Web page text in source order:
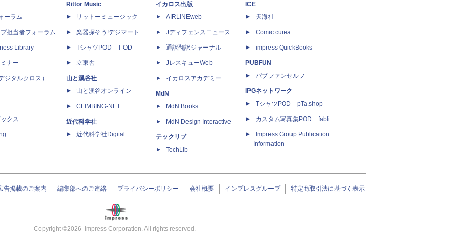
ーラム
担当者フォーラム
Library
ナー
ジタルクロス）
クス
Rittor Music
リットーミュージック
楽器探そう!デジマート
TシャツPOD T-OD
立東舎
山と溪谷社
山と溪谷オンライン
CLIMBING-NET
近代科学社
近代科学社Digital
イカロス出版
AIRLINEweb
Jディフェンスニュース
通訳翻訳ジャーナル
JレスキューWeb
イカロスアカデミー
MdN
MdN Books
MdN Design Interactive
テックリブ
TechLib
ICE
天海社
Comic curea
impress QuickBooks
PUBFUN
パブファンセルフ
IPGネットワーク
TシャツPOD pTa.shop
カスタム写真集POD fabli
Impress Group Publication
Information
告掲載のご案内 編集部へのご連絡 プライバシーポリシー 会社概要 インプレスグループ 特定商取引法に基づく表示
Copyright ©2026 Impress Corporation. All rights reserved.